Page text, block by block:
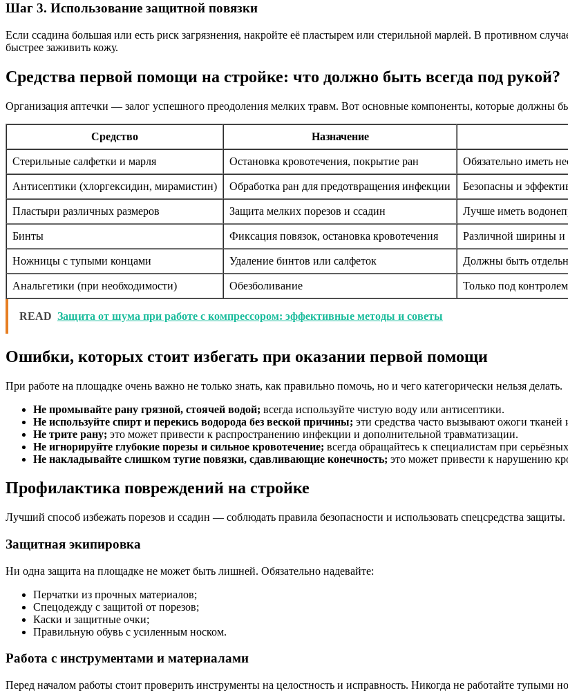
Шаг 3. Использование защитной повязки
Если ссадина большая или есть риск загрязнения, накройте её пластырем или стерильной марлей. В противном
быстрее заживить кожу.
Средства первой помощи на стройке: что должно быть всегда под рукой?
Организация аптечки — залог успешного преодоления мелких травм. Вот основные компоненты, которые должны
Средство Назначение
Стерильные салфетки и марля Остановка кровотечения, покрытие ран Обязательно иметь
Антисептики (хлоргексидин, мирамистин) Обработка ран для предотвращения инфекции Безопасны и
Пластыри различных размеров Защита мелких порезов и ссадин Лучше иметь
Бинты Фиксация повязок, остановка кровотечения Различной ширины
Ножницы с тупыми концами Удаление бинтов или салфеток Должны быть
Анальгетики (при необходимости) Обезболивание Только под
READ Защита от шума при работе с компрессором: эффективные методы и советы
Ошибки, которых стоит избегать при оказании первой помощи
При работе на площадке очень важно не только знать, как правильно помочь, но и чего категорически нельзя делать.
Не промывайте рану грязной, стоячей водой; всегда используйте чистую воду или антисептики.
Не используйте спирт и перекись водорода без веской причины; эти средства часто вызывают ожоги тканей
Не трите рану; это может привести к распространению инфекции и дополнительной травматизации.
Не игнорируйте глубокие порезы и сильное кровотечение; всегда обращайтесь к специалистам при
Не накладывайте слишком тугие повязки, сдавливающие конечность; это может привести к нарушению
Профилактика повреждений на стройке
Лучший способ избежать порезов и ссадин — соблюдать правила безопасности и использовать спецсредства защиты.
Защитная экипировка
Ни одна защита на площадке не может быть лишней. Обязательно надевайте:
Перчатки из прочных материалов;
Спецодежду с защитой от порезов;
Каски и защитные очки;
Правильную обувь с усиленным носком.
Работа с инструментами и материалами
Перед началом работы стоит проверить инструменты на целостность и исправность. Никогда не работайте